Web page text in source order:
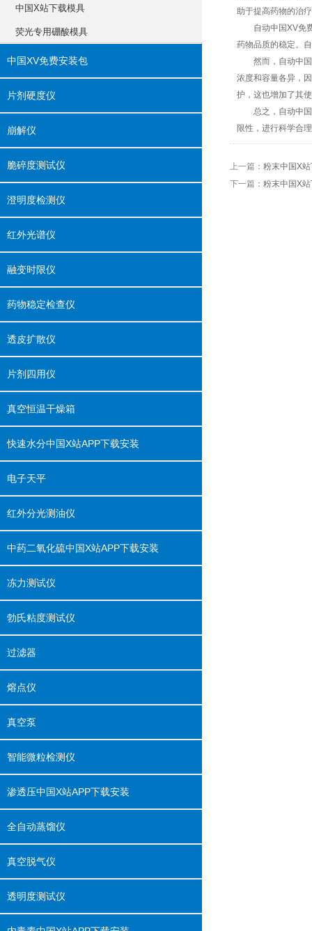
中国X站下载模具
荧光专用硼酸模具
中国XV免费安装包
片剂硬度仪
崩解仪
脆碎度测试仪
澄明度检测仪
红外光谱仪
融变时限仪
药物稳定检查仪
透皮扩散仪
片剂四用仪
真空恒温干燥箱
快速水分中国X站APP下载安装
电子天平
红外分光测油仪
中药二氧化硫中国X站APP下载安装
冻力测试仪
勃氏粘度测试仪
过滤器
熔点仪
真空泵
智能微粒检测仪
渗透压中国X站APP下载安装
全自动蒸馏仪
真空脱气仪
透明度测试仪
助于提高药物的治疗
自动中国XV免费安
药物品质的稳定
然而，自动中
浓度和容量各异
护，这也增加了其使
总之，自动中国
限性，进行科学合理
上一篇： 粉末中国X站
下一篇： 粉末中国X站